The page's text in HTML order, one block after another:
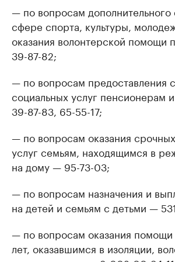
— по вопросам дополнительного
сфере спорта, культуры,
оказания волонтерской помощи
39-87-82;
— по вопросам предоставления
социальных услуг пенсионерам
39-87-83, 65-55-17;
— по вопросам оказания
услуг семьям, находящимся в
на дому — 95-73-03;
— по вопросам назначения и
на детей и семьям с детьми —
— по вопросам оказания
лет, оказавшимся в изоляции,